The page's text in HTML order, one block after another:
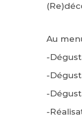
Au
-
-
-
-